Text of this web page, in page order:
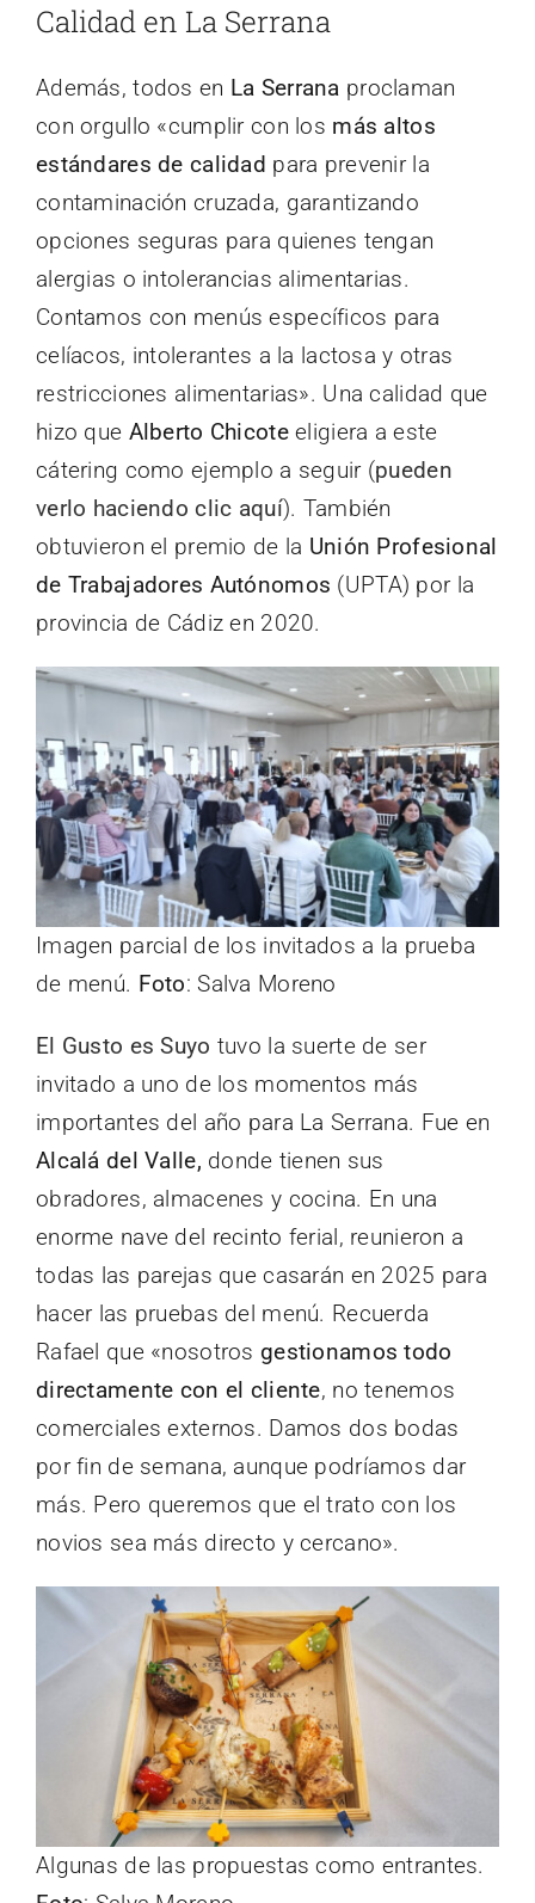
Calidad en La Serrana
Además, todos en La Serrana proclaman
con orgullo «cumplir con los más altos
estándares de calidad para prevenir la
contaminación cruzada, garantizando
opciones seguras para quienes tengan
alergias o intolerancias alimentarias.
Contamos con menús específicos para
celíacos, intolerantes a la lactosa y otras
restricciones alimentarias». Una calidad que
hizo que Alberto Chicoteeligiera a este
cátering como ejemplo a seguir (pueden
verlo haciendo clic aquí). También
obtuvieron el premio de la Unión Profesional
de Trabajadores Autónomos (UPTA) por la
provincia de Cádiz en 2020.
Imagen parcial de los invitados a la prueba
de menú. Foto: Salva Moreno
El Gusto es Suyo tuvo la suerte de ser
invitado a uno de los momentos más
importantes del año para La Serrana. Fue en
Alcalá del Valle, donde tienen sus
obradores, almacenes y cocina. En una
enorme nave del recinto ferial, reunieron a
todas las parejas que casarán en 2025 para
hacer las pruebas del menú. Recuerda
Rafael que «nosotros gestionamos todo
directamente con el cliente, no tenemos
comerciales externos. Damos dos bodas
por fin de semana, aunque podríamos dar
más. Pero queremos que el trato con los
novios sea más directo y cercano».
Algunas de las propuestas como entrantes.